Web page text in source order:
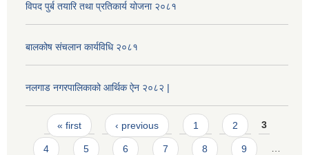
विपद पुर्ब तयारि तथा प्रतिकार्य योजना २०८१
बालकोष संचलान कार्यविधि २०८१
नलगाड नगरपालिकाको आर्थिक ऐन २०८२ |
Pages
« first ‹ previous 1 2 3
4 5 6 7 8 9 …